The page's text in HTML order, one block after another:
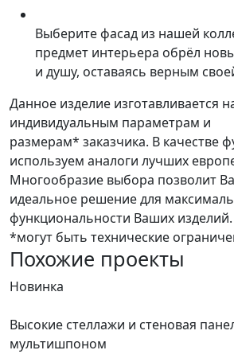
Выберите фасад из нашей
предмет интерьера обрёл
и душу, оставаясь верным
Данное изделие изготавливается
индивидуальным параметрам и
размерам* заказчика. В качестве
используем аналоги лучших
Многообразие выбора позволит
идеальное решение для
функциональности Ваших изделий.
*могут быть технические
Похожие проекты
Новинка
Высокие стеллажи и стеновая
мультишпоном